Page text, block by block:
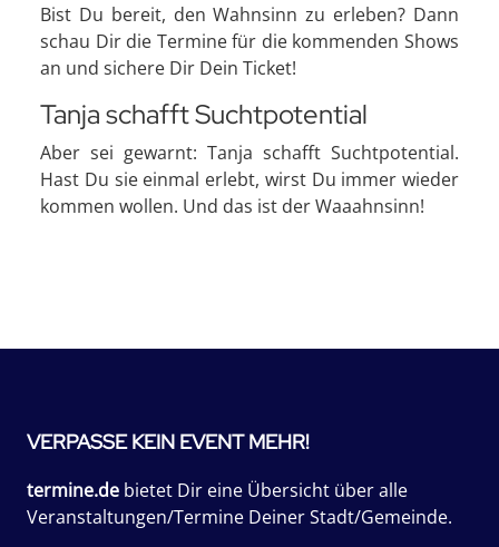
Bist Du bereit, den Wahnsinn zu erleben? Dann
schau Dir die Termine für die kommenden Shows
an und sichere Dir Dein Ticket!
Tanja schafft Suchtpotential
Aber sei gewarnt: Tanja schafft Suchtpotential.
Hast Du sie einmal erlebt, wirst Du immer wieder
kommen wollen. Und das ist der Waaahnsinn!
VERPASSE KEIN EVENT MEHR!
termine.de bietet Dir eine Übersicht über alle
Veranstaltungen/Termine Deiner Stadt/Gemeinde.